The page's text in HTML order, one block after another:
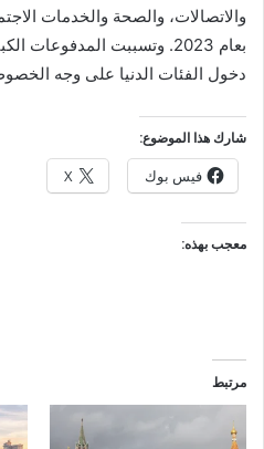
والاتصالات، والصحة والخدمات
بعام 2023. وتسببت
دخول الفئات الدنيا على وجه الخصوص بنسبة
شارك هذا الموضوع:
فيس بوك X
معجب بهذه:
مرتبط